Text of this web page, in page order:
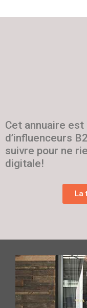
Cet annuaire
d’influenceurs
suivre pour ne
digitale!
La